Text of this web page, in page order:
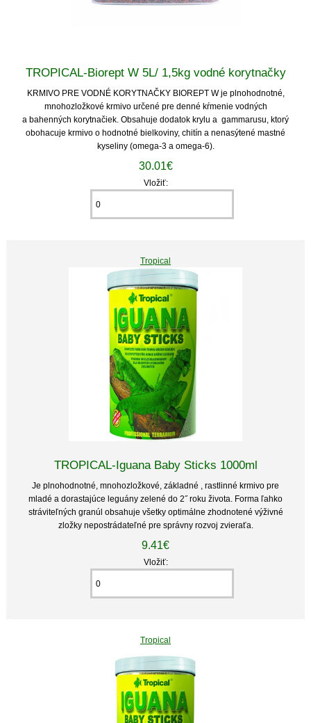
TROPICAL-Biorept W 5L/ 1,5kg vodné korytnačky
KRMIVO PRE VODNÉ KORYTNAČKY BIOREPT W je plnohodnotné,
mnohozložkové krmivo určené pre denné kŕmenie vodných
a bahenných korytnačiek. Obsahuje dodatok krylu a gammarusu, ktorý
obohacuje krmivo o hodnotné bielkoviny, chitín a nenasýtené mastné
kyseliny (omega-3 a omega-6).
30.01€
Vložiť:
Tropical
TROPICAL-Iguana Baby Sticks 1000ml
Je plnohodnotné, mnohozložkové, základné , rastlinné krmivo pre
mladé a dorastajúce leguány zelené do 2˝ roku života. Forma ľahko
stráviteľných granúl obsahuje všetky optimálne zhodnotené výživné
zložky nepostrádateľné pre správny rozvoj zvieraťa.
9.41€
Vložiť:
Tropical